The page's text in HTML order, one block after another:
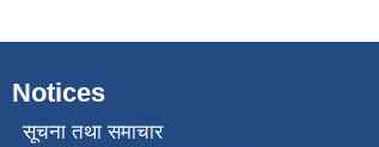
Notices
सूचना तथा समाचार